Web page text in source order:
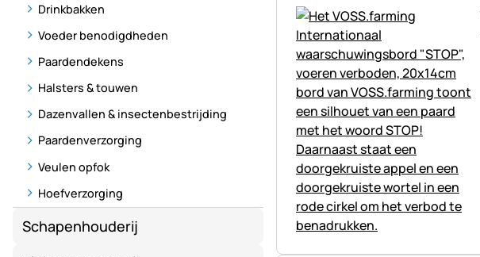
Drinkbakken
Voeder benodigdheden
Paardendekens
Halsters & touwen
Dazenvallen & insectenbestrijding
Paardenverzorging
Veulen opfok
Hoefverzorging
Schapenhouderij